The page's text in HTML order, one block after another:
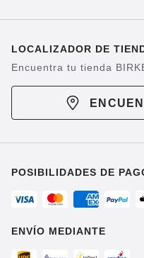
LOCALIZADOR DE
Encuentra tu tienda
POSIBILIDADES DE
ENVÍO MEDIANTE